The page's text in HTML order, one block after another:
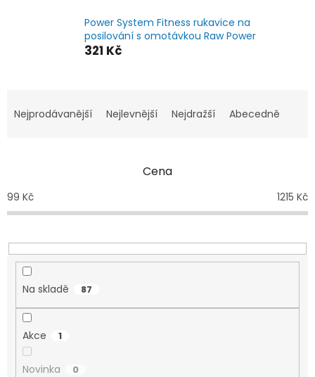
Power System Fitness rukavice na
posilování s omotávkou Raw Power
321 Kč
a
p
r
o
u
Nejprodávanější Nejlevnější Nejdražší Abecedně
Cena
99 Kč 1215 Kč
Na skladě 87
Akce 1
Novinka 0